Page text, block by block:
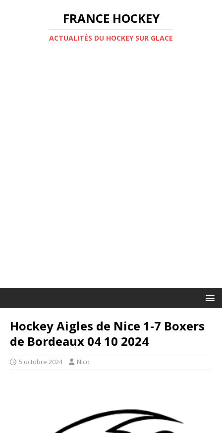
FRANCE HOCKEY
ACTUALITÉS DU HOCKEY SUR GLACE
Hockey Aigles de Nice 1-7 Boxers
de Bordeaux 04 10 2024
5 octobre 2024 Nico